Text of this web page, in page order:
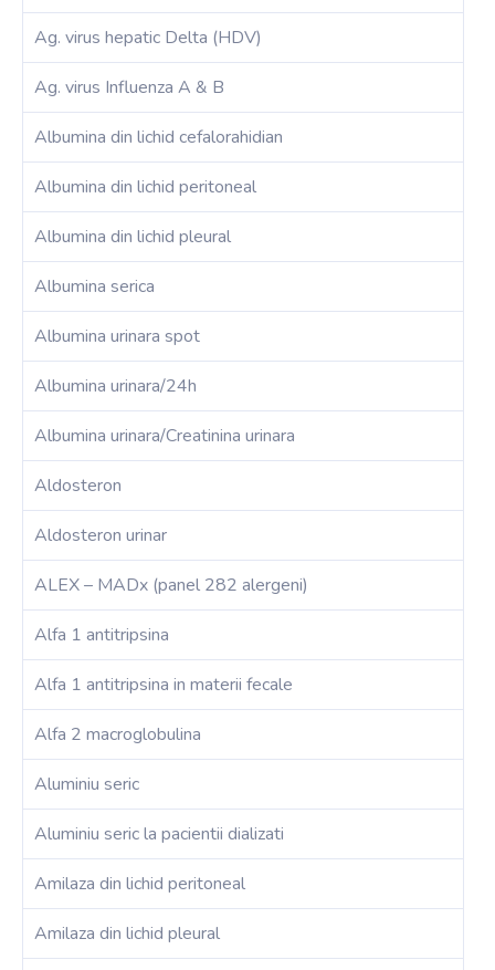
Ag. virus hepatic Delta (HDV)
Ag. virus Influenza A & B
Albumina din lichid cefalorahidian
Albumina din lichid peritoneal
Albumina din lichid pleural
Albumina serica
Albumina urinara spot
Albumina urinara/24h
Albumina urinara/Creatinina urinara
Aldosteron
Aldosteron urinar
ALEX – MADx (panel 282 alergeni)
Alfa 1 antitripsina
Alfa 1 antitripsina in materii fecale
Alfa 2 macroglobulina
Aluminiu seric
Aluminiu seric la pacientii dializati
Amilaza din lichid peritoneal
Amilaza din lichid pleural